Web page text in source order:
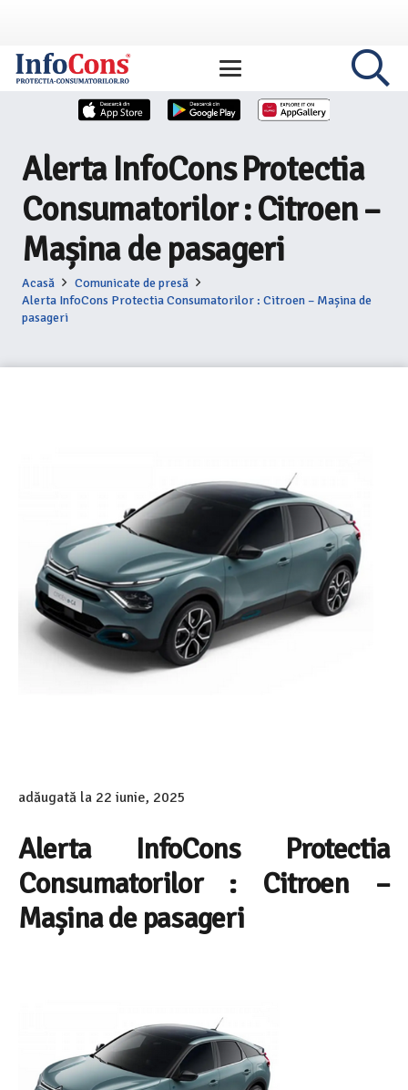
Alerta InfoCons Protectia
Consumatorilor : Citroen –
Mașina de pasageri
Acasă
Comunicate de presă
Alerta InfoCons Protectia Consumatorilor : Citroen – Mașina de
pasageri
adăugată la 22 iunie, 2025
Alerta InfoCons Protectia
Consumatorilor : Citroen –
Mașina de pasageri